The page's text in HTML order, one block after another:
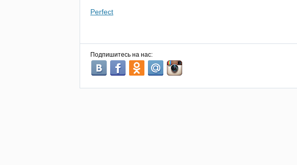
Perfect
Подпишитесь на нас: